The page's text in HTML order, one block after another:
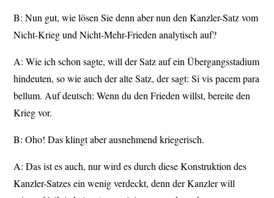
B: Nun gut, wie lösen Sie denn aber nun den Kanzler-Satz vom
Nicht-Krieg und Nicht-Mehr-Frieden analytisch auf?
A: Wie ich schon sagte, will der Satz auf ein Übergangsstadium
hindeuten, so wie auch der alte Satz, der sagt: Si vis pacem para
bellum. Auf deutsch: Wenn du den Frieden willst, bereite den
Krieg vor.
B: Oho! Das klingt aber ausnehmend kriegerisch.
A: Das ist es auch, nur wird es durch diese Konstruktion des
Kanzler-Satzes ein wenig verdeckt, denn der Kanzler will